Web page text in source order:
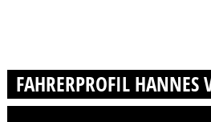
FAHRERPROFIL HANNES